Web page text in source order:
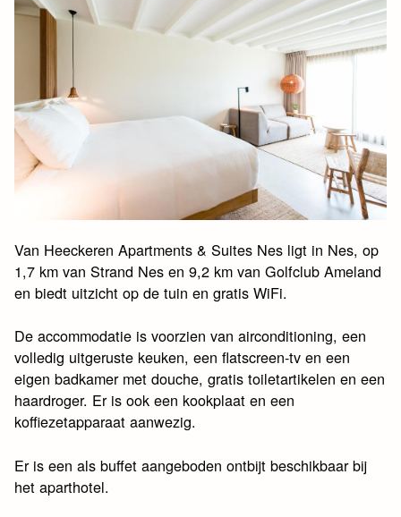
Van Heeckeren Apartments & Suites Nes ligt in Nes, op
1,7 km van Strand Nes en 9,2 km van Golfclub Ameland
en biedt uitzicht op de tuin en gratis WiFi.
De accommodatie is voorzien van airconditioning, een
volledig uitgeruste keuken, een flatscreen-tv en een
eigen badkamer met douche, gratis toiletartikelen en een
haardroger. Er is ook een kookplaat en een
koffiezetapparaat aanwezig.
Er is een als buffet aangeboden ontbijt beschikbaar bij
het aparthotel.